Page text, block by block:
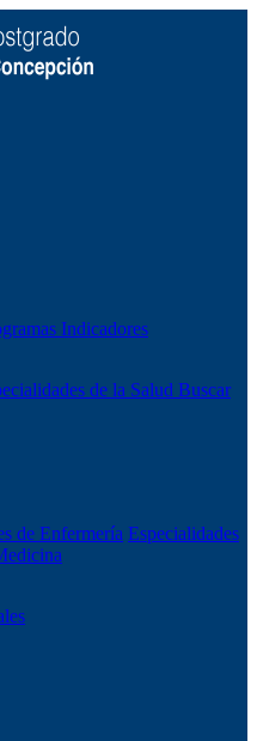
Indicadores
de la Salud Buscar
de Enfermería Especialidades